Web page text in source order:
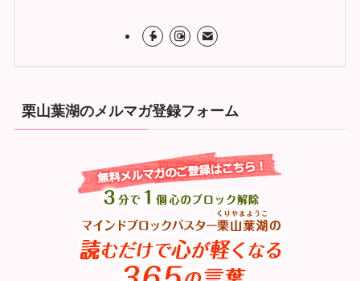
栗山葉湖のメルマガ登録フォーム